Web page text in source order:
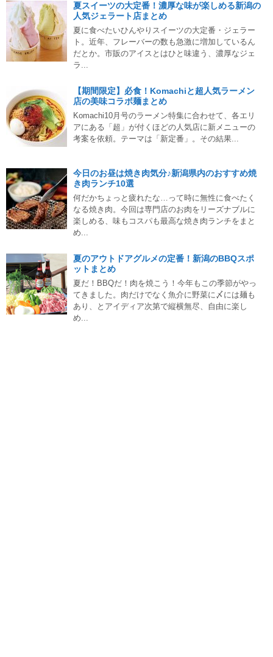
夏スイーツの大定番！濃厚な味が楽しめる新潟の
人気ジェラート店まとめ
夏に食べたいひんやりスイーツの大定番・ジェラー
ト。近年、フレーバーの数も急激に増加しているん
だとか。市販のアイスとはひと味違う、濃厚なジェ
ラ...
【期間限定】必食！Komachiと超人気ラーメン
店の美味コラボ麺まとめ
Komachi10月号のラーメン特集に合わせて、各エリ
アにある「超」が付くほどの人気店に新メニューの
考案を依頼。テーマは「新定番」。その結果...
今日のお昼は焼き肉気分♪新潟県内のおすすめ焼
き肉ランチ10選
何だかちょっと疲れたな…って時に無性に食べたく
なる焼き肉。今回は専門店のお肉をリーズナブルに
楽しめる、味もコスパも最高な焼き肉ランチをまと
め...
夏のアウトドアグルメの定番！新潟のBBQスポ
ットまとめ
夏だ！BBQだ！肉を焼こう！今年もこの季節がやっ
てきました。肉だけでなく魚介に野菜に〆には麺も
あり、とアイディア次第で縦横無尽、自由に楽し
め...